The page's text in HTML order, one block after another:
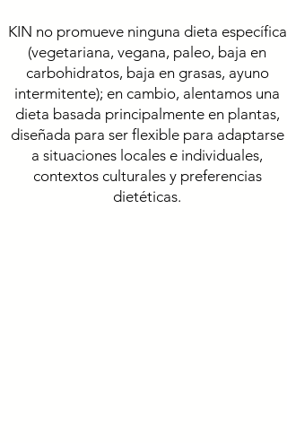
KIN no promueve ninguna dieta específica
(vegetariana, vegana, paleo, baja en
carbohidratos, baja en grasas, ayuno
intermitente); en cambio, alentamos una
dieta basada principalmente en plantas,
diseñada para ser flexible para adaptarse
a situaciones locales e individuales,
contextos culturales y preferencias
dietéticas.